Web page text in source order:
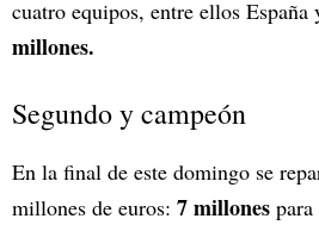
cuatro equipos, entre ellos
millones.
Segundo y campeón
En la final de este domingo se
millones de euros: 7 millones